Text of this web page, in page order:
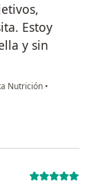
Estoy
y sin
Nutrición •